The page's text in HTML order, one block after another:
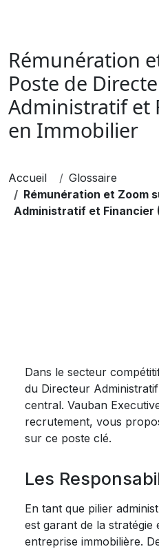
Rémunération
Poste de
Administratif et
en Immobilier
Accueil
Glossaire
Rémunération et Zoom
Administratif et Financier
Dans le secteur
du Directeur
central. Vauban
recrutement, vous
sur ce poste clé.
Les
En tant que pilier
est garant de la stratégie
entreprise immobilière.